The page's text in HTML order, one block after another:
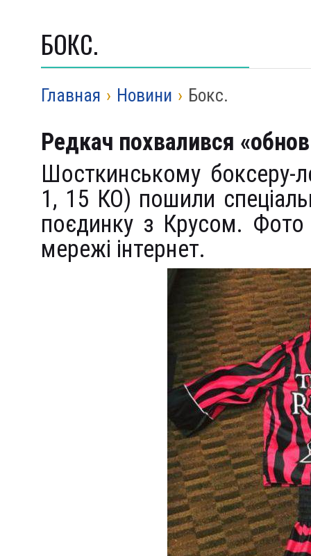
БОКС.
Главная › Новини › Бокс.
Редкач похвалився
Шосткинському боксеру-
1, 15 КО) пошили
поєдинку з Крусом. Фото
мережі інтернет.